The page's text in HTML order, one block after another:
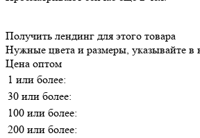
Получить лендинг для этого товара
Нужные цвета и размеры, указывайте в
Цена оптом
1 или более:
30 или более:
100 или более:
200 или более: